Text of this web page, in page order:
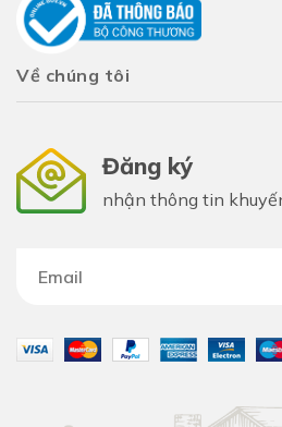
Về chúng tôi
Đăng ký
nhận thông tin